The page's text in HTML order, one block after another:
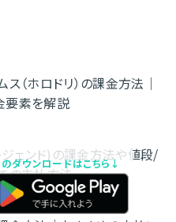
ダウンロードはこちら↓
ス（ホロドリ）の課金方法｜
要素を解説
ェンド)の課金方法や値段/
の支払方法